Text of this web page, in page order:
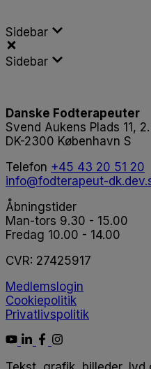
Sidebar
Sidebar
Danske Fodterapeuter
Svend Aukens Plads 11, 2.
DK-2300 København S
Telefon +45 43 20 51 20
info@fodterapeut-
Åbningstider
Man-tors 9.30 - 15.00
Fredag 10.00 - 14.00
CVR: 27425917
Medlemslogin
Cookiepolitik
Privatlivspolitik